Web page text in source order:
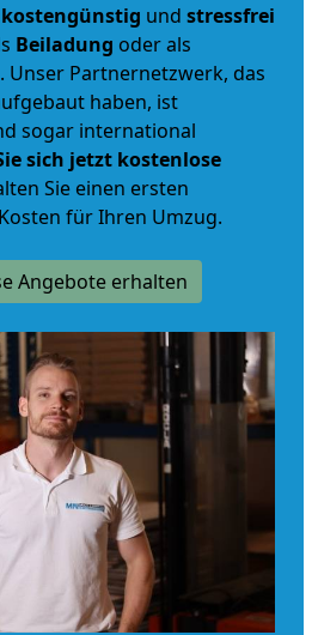
kostengünstig und stressfrei
Beiladung oder als
. Unser Partnernetzwerk, das
haben, ist
sogar international
sich jetzt kostenlose
Sie einen ersten
für Ihren Umzug.
Angebote erhalten